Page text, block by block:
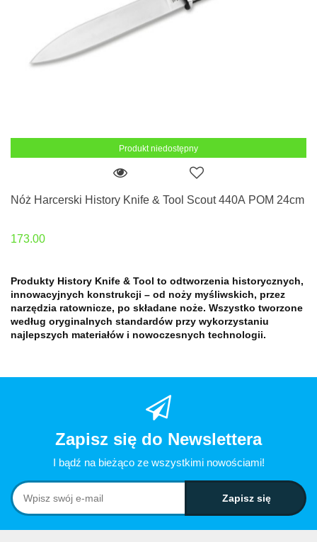
Produkt niedostępny
Nóż Harcerski History Knife & Tool Scout 440A POM 24cm
173.00
Produkty History Knife & Tool to odtworzenia historycznych,
innowacyjnych konstrukcji – od noży myśliwskich, przez
narzędzia ratownicze, po składane noże. Wszystko tworzone
według oryginalnych standardów przy wykorzystaniu
najlepszych materiałów i nowoczesnych technologii.
Zapisz się do Newslettera
I bądź na bieżąco ze wszystkimi nowościami!